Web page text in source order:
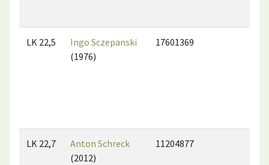
LK 22,5
Ingo Sczepanski
(1976)
17601369
LK 22,7
Anton Schreck
(2012)
11204877